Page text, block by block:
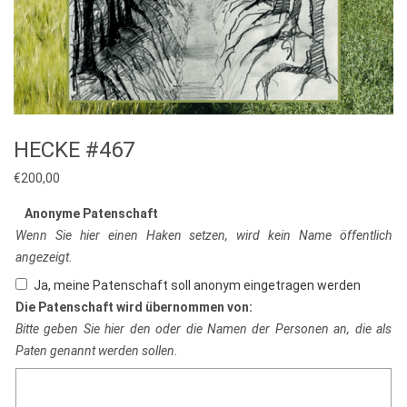
HECKE #467
€200,00
Anonyme Patenschaft
Wenn Sie hier einen Haken setzen, wird kein Name öffentlich
angezeigt.
Ja, meine Patenschaft soll anonym eingetragen werden
Die Patenschaft wird übernommen von:
Bitte geben Sie hier den oder die Namen der Personen an, die als
Paten genannt werden sollen.